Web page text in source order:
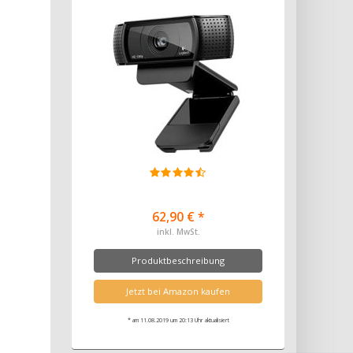
62,90 € *
inkl. MwSt.
Produktbeschreibung
Jetzt bei Amazon kaufen
* am 11.08.2019 um 20:13 Uhr aktualisiert